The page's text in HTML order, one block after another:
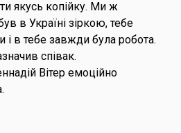
якусь копійку. Ми ж
в Україні зіркою, тебе
в тебе завжди була робота.
співак.
Вітер емоційно